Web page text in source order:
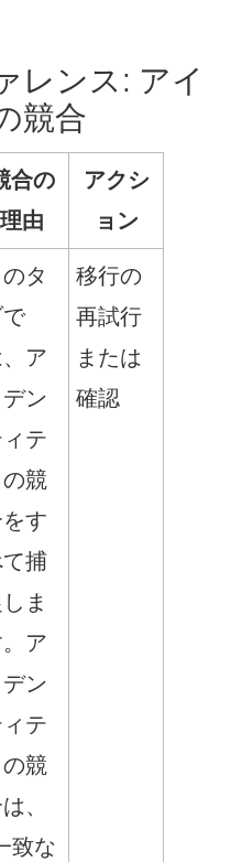
レンス: アイ
競合
合の
理由
アクシ
ョン
タ
ア
ン
テ
の競
す
捕
ま
ア
ン
テ
の競
、
致な
移行の
再試行
または
確認